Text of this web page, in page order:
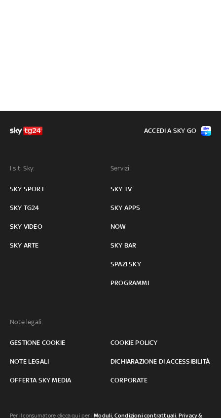
I siti Sky:
SKY SPORT
SKY TG24
SKY VIDEO
SKY ARTE
Servizi:
SKY TV
SKY APPS
NOW
SKY BAR
SPAZI SKY
PROGRAMMI
Note legali:
GESTIONE COOKIE COOKIE POLICY
NOTE LEGALI DICHIARAZIONE DI ACCESSIBILITÀ
OFFERTA SKY MEDIA CORPORATE
ACCEDI A SKY GO
Per il consumatore clicca qui per iModuli, Condizioni contrattuali, Privacy &